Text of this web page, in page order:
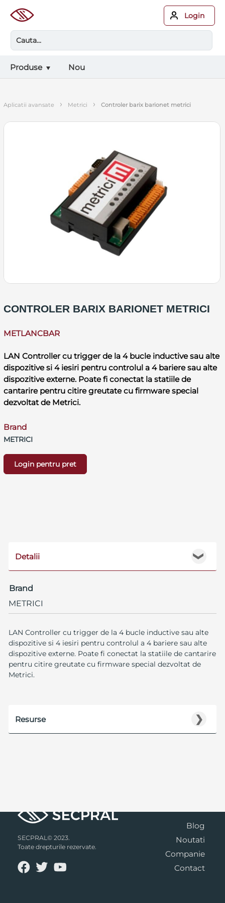
Login
Produse Nou
aplicatii avansate › metrici › controler barix barionet metrici
CONTROLER BARIX BARIONET METRICI
METLANCBAR
LAN Controller cu trigger de la 4 bucle inductive sau alte
dispozitive si 4 iesiri pentru controlul a 4 bariere sau alte
dispozitive externe. Poate fi conectat la statiile de
cantarire pentru citire greutate cu firmware special
dezvoltat de Metrici.
Brand
METRICI
Login pentru pret
❯
Detalii
Brand
METRICI
LAN Controller cu trigger de la 4 bucle inductive sau alte
dispozitive si 4 iesiri pentru controlul a 4 bariere sau alte
dispozitive externe. Poate fi conectat la statiile de cantarire
pentru citire greutate cu firmware special dezvoltat de
Metrici.
❯
Resurse
SECPRAL© 2023.
Toate drepturile rezervate.
Blog
Noutati
Companie
Contact